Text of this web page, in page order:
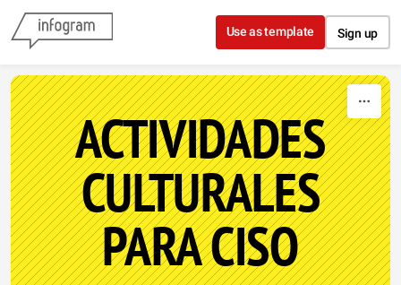
Skip to content
Use as template Sign up
ACTIVIDADES
CULTURALES
PARA CISO